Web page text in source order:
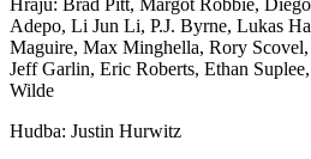
Hrajú: Brad Pitt, Margot Robbie,
Adepo, Li Jun Li, P.J. Byrne, Lukas
Maguire, Max Minghella, Rory Scovel,
Jeff Garlin, Eric Roberts, Ethan
Wilde
Hudba: Justin Hurwitz